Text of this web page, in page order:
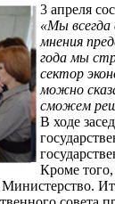
3 апреля
«Мы всегда
мнения
года мы
сектор
можно
сможем
В ходе
Кроме